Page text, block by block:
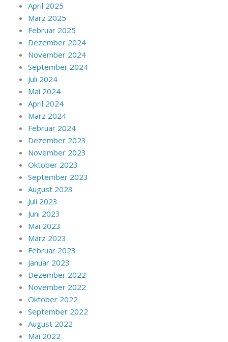
April 2025
März 2025
Februar 2025
Dezember 2024
November 2024
September 2024
Juli 2024
Mai 2024
April 2024
März 2024
Februar 2024
Dezember 2023
November 2023
Oktober 2023
September 2023
August 2023
Juli 2023
Juni 2023
Mai 2023
März 2023
Februar 2023
Januar 2023
Dezember 2022
November 2022
Oktober 2022
September 2022
August 2022
Mai 2022